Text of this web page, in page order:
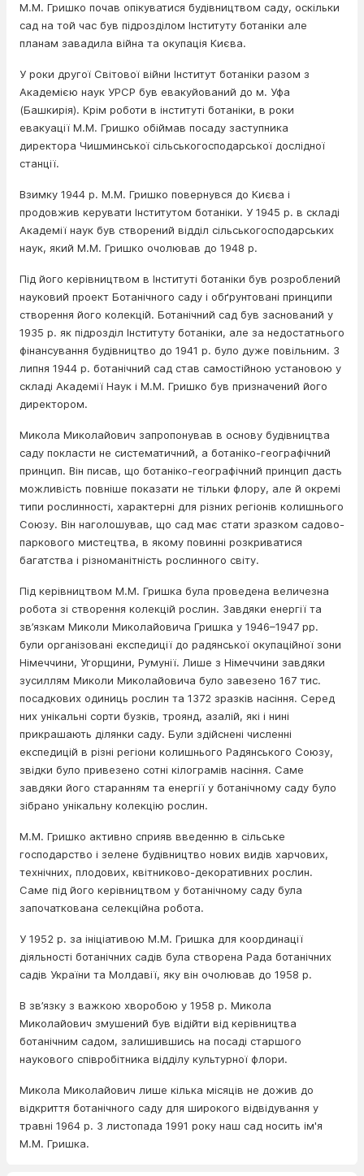
М.М. Гришко почав опікуватися будівництвом саду, оскільки
сад на той час був підрозділом Інституту ботаніки але
планам завадила війна та окупація Києва.
У роки другої Світової війни Інститут ботаніки разом з
Академією наук УРСР був евакуйований до м. Уфа
(Башкирія). Крім роботи в інституті ботаніки, в роки
евакуації М.М. Гришко обіймав посаду заступника
директора Чишминської сільськогосподарської дослідної
станції.
Взимку 1944 р. М.М. Гришко повернувся до Києва і
продовжив керувати Інститутом ботаніки. У 1945 р. в складі
Академії наук був створений відділ сільськогосподарських
наук, який М.М. Гришко очолював до 1948 р.
Під його керівництвом в Інституті ботаніки був розроблений
науковий проект Ботанічного саду і обґрунтовані принципи
створення його колекцій. Ботанічний сад був заснований у
1935 р. як підрозділ Інституту ботаніки, але за недостатнього
фінансування будівництво до 1941 р. було дуже повільним. З
липня 1944 р. ботанічний сад став самостійною установою у
складі Академії Наук і М.М. Гришко був призначений його
директором.
Микола Миколайович запропонував в основу будівництва
саду покласти не систематичний, а ботаніко-географічний
принцип. Він писав, що ботаніко-географічний принцип дасть
можливість повніше показати не тільки флору, але й окремі
типи рослинності, характерні для різних регіонів колишнього
Союзу. Він наголошував, що сад має стати зразком садово-
паркового мистецтва, в якому повинні розкриватися
багатства і різноманітність рослинного світу.
Під керівництвом М.М. Гришка була проведена величезна
робота зі створення колекцій рослин. Завдяки енергії та
зв’язкам Миколи Миколайовича Гришка у 1946–1947 рр.
були організовані експедиції до радянської окупаційної зони
Німеччини, Угорщини, Румунії. Лише з Німеччини завдяки
зусиллям Миколи Миколайовича було завезено 167 тис.
посадкових одиниць рослин та 1372 зразків насіння. Серед
них унікальні сорти бузків, троянд, азалій, які і нині
прикрашають ділянки саду. Були здійснені численні
експедицій в різні регіони колишнього Радянського Союзу,
звідки було привезено сотні кілограмів насіння. Саме
завдяки його старанням та енергії у ботанічному саду було
зібрано унікальну колекцію рослин.
М.М. Гришко активно сприяв введенню в сільське
господарство і зелене будівництво нових видів харчових,
технічних, плодових, квітниково-декоративних рослин.
Саме під його керівництвом у ботанічному саду була
започаткована селекційна робота.
У 1952 р. за ініціативою М.М. Гришка для координації
діяльності ботанічних садів була створена Рада ботанічних
садів України та Молдавії, яку він очолював до 1958 р.
В зв’язку з важкою хворобою у 1958 р. Микола
Миколайович змушений був відійти від керівництва
ботанічним садом, залишившись на посаді старшого
наукового співробітника відділу культурної флори.
Микола Миколайович лише кілька місяців не дожив до
відкриття ботанічного саду для широкого відвідування у
травні 1964 р. З листопада 1991 року наш сад носить ім'я
М.М. Гришка.